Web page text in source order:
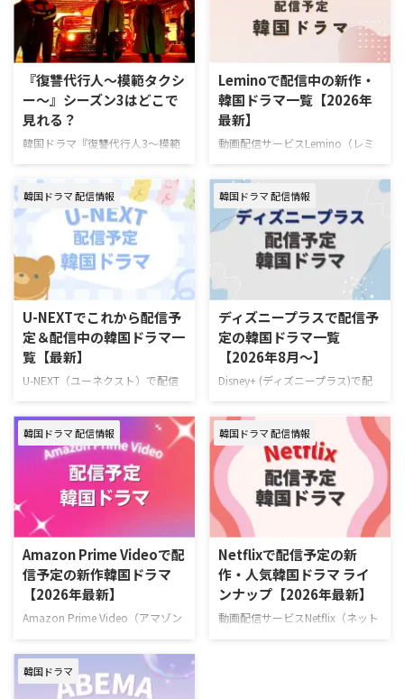
『復讐代行人～模範タクシ
ー～』シーズン3はどこで
見れる？
韓国ドラマ『復讐代行人3～模範
タクシー～』を視聴できる動画配
信サービスやあらすじ、キャスト
の情報をまとめた。 韓国ドラマ
『復讐代行人3～模範タクシー
～』配信情報 『復讐代行人3～模
範タクシー～』はを視聴できる動
画配信サービスは下記の通り。
動画配信サービス配信状況
Leminoプレミアム Hulu U-NEXT
Prime Video※有料 Disney+
Netflix 『復讐代行人3～模範タク
シー～』を見るならLemino！
Leminoプレミアムは、新規の登
料期間中に解 …
Leminoで配信中の新作・
韓国ドラマ一覧【2026年
最新】
動画配信サービスLemino（レミ
ノ）で配信中の新作・人気韓国ド
ラマを一挙紹介！（随時更新）
Leminoで7月にスタートする韓国
ドラマ 韓国ドラマ『推しデビュ
― ～My Idol, My Debut～』 7月
16日（木）スタート 推しの悲劇
的な死を阻止するため8年前へタ
イムスリップしたファンが、アイ
ドル練習生として運命を変えよう
と奮闘するタイムスリップK-POP
ロマンスコメディ。 演出ハン・
グムビ 脚本チェ・ヨンス キャス
トQ（THE BOYZ）、ファン・ジ
（tripleS …
韓国ドラマ 配信情報
U-NEXTでこれから配信予
定＆配信中の韓国ドラマ一
覧【最新】
U-NEXT（ユーネクスト）で配信
予定の韓国ドラマラインナップを
一挙ご紹介！ さらに、最近配信
が始まった大注目の新作も合わせ
てお届け。（随時更新） ＞＞お
すすめの韓国ドラマ一覧はこちら
＞＞中国ドラマのU-NEXT配信予
定リストはこちら U-NEXT 最新エ
ピソードが毎週更新中の韓国ドラ
マ 韓国ドラマ『君へと続く僕の
ドリーム！』 10代の終わりに初
恋を経験した二人が15年ぶりに
再会し、夢と愛をともに追いかけ
ていく甘酸っぱくも現実的なロマ
ンドン 脚本チョン・ウンビ キャ
ストフ …
韓国ドラマ 配信情報
ディズニープラスで配信予
定の韓国ドラマ一覧
【2026年8月～】
Disney+ (ディズニープラス)で配
信予定の新作・人気韓国ドラマ、
ドキュメンタリーを一挙紹介！
（随時更新） ディズニープラスで
毎週最新エピソードが更新中の韓
国ドラマ 韓国ドラマ『夫婦の結
末』 7月4日（土）より独占配信
容疑者の疑いをかけられながら
も、妻を救うため孤独な闘いに身
を投じていく男のロマンティッ
ク・サスペンス。 作品名『夫婦
の結末』 演出キム・ジョンヒョ
ン 脚本チョン・ジェハ キャスト
ナムグン・ミン、イ・ソル、キ
韓国ドラマ 配信情報
Amazon Prime Videoで配
信予定の新作韓国ドラマ
【2026年最新】
Amazon Prime Video（アマゾン
韓国ドラマを一挙ご紹介！（随時
更新） Amazonプライムビデオ
で2026年6月に配信する韓国作品
韓国ドラマ 配信情報
Netflixで配信予定の新
作・人気韓国ドラマ ライ
ンナップ【2026年最新】
動画配信サービスNetflix（ネット
韓国ドラマ